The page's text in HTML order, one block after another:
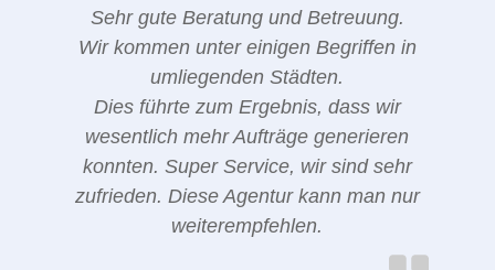
Sehr gute Beratung und Betreuung.
Wir kommen unter einigen Begriffen in
umliegenden Städten.
Dies führte zum Ergebnis, dass wir
wesentlich mehr Aufträge generieren
konnten. Super Service, wir sind sehr
zufrieden. Diese Agentur kann man nur
weiterempfehlen.